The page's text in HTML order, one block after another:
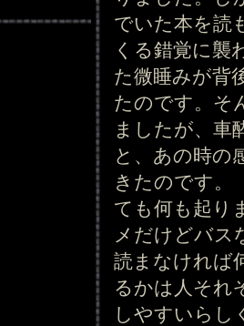
でいた本を読
くる錯覚に襲
た微睡みが背
たのです。そ
ましたが、車
と、あの時の
きたのです。
ても何も起り
メだけどバス
読まなければ
るかは人それ
しやすいらし